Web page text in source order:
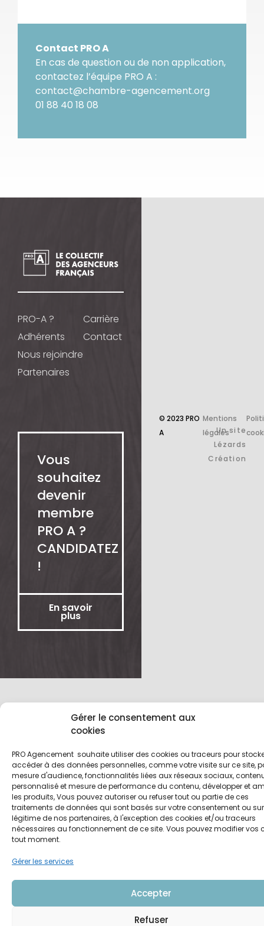
Gérer le consentement aux
cookies
PRO Agencement souhaite utiliser des cookies ou traceurs pour
accéder à des données personnelles, comme votre visite sur ce site,
mesure d'audience, fonctionnalités liées aux réseaux sociaux,
personnalisé et mesure de performance du contenu, développer et
les produits, Vous pouvez autoriser ou refuser tout ou partie de ces
traitements de données qui sont basés sur votre consentement ou
légitime de nos partenaires, à l'exception des cookies et/ou traceurs
nécessaires au fonctionnement de ce site. Vous pouvez modifier vos
tout moment.
Gérer les services
Accepter
Refuser
Contact PRO A
En cas de question ou de non application,
contactez l’équipe PRO A :
contact@chambre-agencement.org
01 88 40 18 08
PRO-A ?
Adhérents
Nous rejoindre
Partenaires
Carrière
Contact
Vous
souhaitez
devenir
membre
PRO A ?
CANDIDATEZ
!
En savoir
plus
© 2023 PRO
A
Mentions
légalesUn site
Lézards
Création